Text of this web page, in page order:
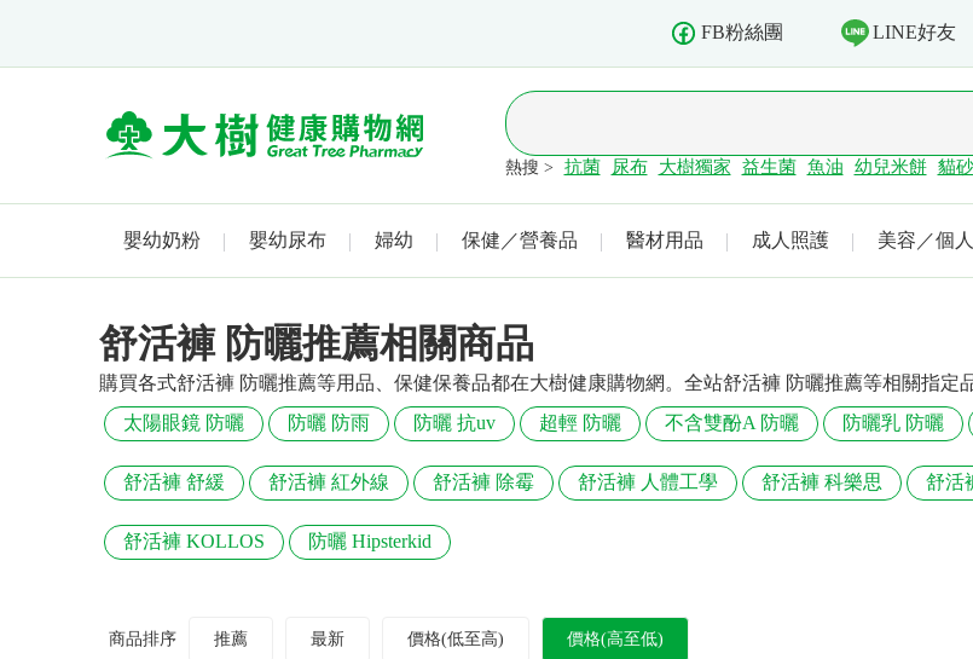
FB粉絲團 LINE好友
熱搜 > 抗菌 尿布 大樹獨家 益生菌 魚油 幼兒米餅 貓砂
嬰幼奶粉 嬰幼尿布 婦幼 保健／營養品 醫材用品 成人照護 美容／個
舒活褲 防曬推薦相關商品
購買各式舒活褲 防曬推薦等用品、保健保養品都在大樹健康購物網。全站舒活褲 防曬推薦等相關指定
太陽眼鏡 防曬
防曬 防雨 防曬 抗uv 超輕 防曬 不含雙酚A 防曬 防曬乳 防曬
舒活褲 舒緩 舒活褲 紅外線 舒活褲 除霉 舒活褲 人體工學 舒活褲 科樂思 舒活
舒活褲 KOLLOS 防曬 Hipsterkid
商品排序 推薦 最新 價格(低至高) 價格(高至低)